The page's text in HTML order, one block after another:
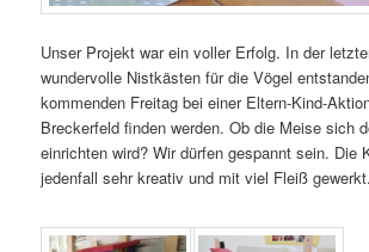
Unser Projekt war ein voller Erfolg. In der
wundervolle Nistkästen für die Vögel
kommenden Freitag bei einer Eltern-Kind-
Breckerfeld finden werden. Ob die Meise sich
einrichten wird? Wir dürfen gespannt sein. Die
jedenfall sehr kreativ und mit viel Fleiß gewerkt.